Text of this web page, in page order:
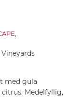
med gula
Medelfyllig,